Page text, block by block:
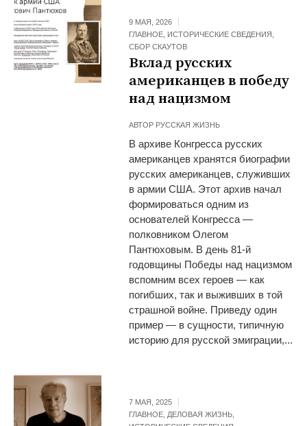
9 МАЯ, 2026
ГЛАВНОЕ ИСТОРИЧЕСКИЕ СВЕДЕНИЯ
СБОР СКАУТОВ
Вклад русских
американцев в победу
над нацизмом
АВТОР РУССКАЯ ЖИЗНЬ
В архиве Конгресса русских
американцев хранятся биографии
русских американцев, служивших
в армии США. Этот архив начал
формироваться одним из
основателей Конгресса —
полковником Олегом
Пантюховым. В день 81-й
годовщины Победы над нацизмом
вспомним всех героев — как
погибших, так и выживших в той
страшной войне. Приведу один
пример — в сущности, типичную
историю для русской эмиграции,...
7 МАЯ, 2025
ГЛАВНОЕ ДЕЛОВАЯ ЖИЗНЬ